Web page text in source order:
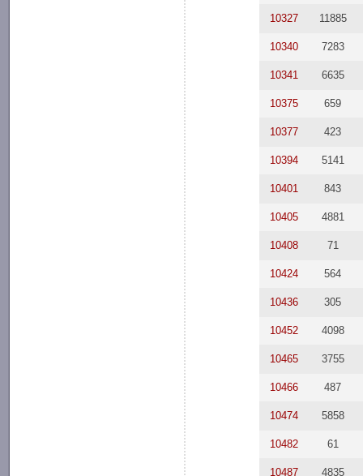
10327 11885
10340 7283
10341 6635
10375 659
10377 423
10394 5141
10401 843
10405 4881
10408 71
10424 564
10436 305
10452 4098
10465 3755
10466 487
10474 5858
10482 61
10487 4835